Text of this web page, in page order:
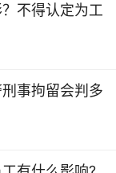
不得认定为工
事拘留会判多